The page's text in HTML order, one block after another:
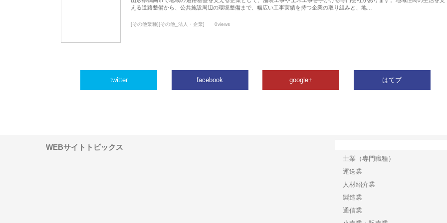
える道路整備から、公共施設周辺の環境整備まで、幅広い工事実績を持つ企業の取り組みと、地…
[その他業種][その他_法人・企業] 0views
twitter facebook google+ はてブ
WEBサイトトピックス
士業（専門職種）
運送業
人材紹介業
製造業
通信業